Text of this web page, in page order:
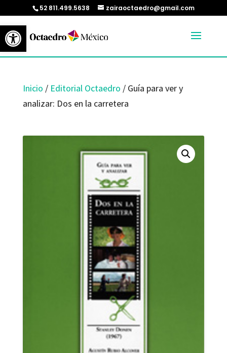
Abrir barra de herramientas
52 811.499.5638 zairaoctaedro@gmail.com
Inicio / Editorial Octaedro / Guía para ver y
analizar: Dos en la carretera